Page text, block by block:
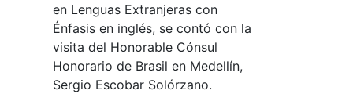
en Lenguas Extranjeras con
Énfasis en inglés, se contó con la
visita del Honorable Cónsul
Honorario de Brasil en Medellín,
Sergio Escobar Solórzano.